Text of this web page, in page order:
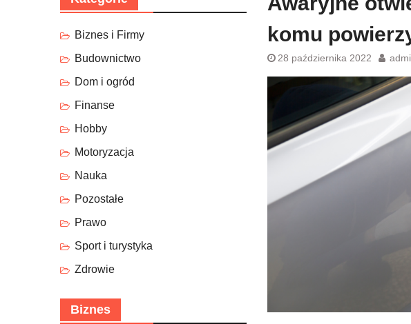
komu
28 października 2022
Biznes i Firmy
Budownictwo
Dom i ogród
Finanse
Hobby
Motoryzacja
Nauka
Pozostałe
Prawo
Sport i turystyka
Zdrowie
Biznes